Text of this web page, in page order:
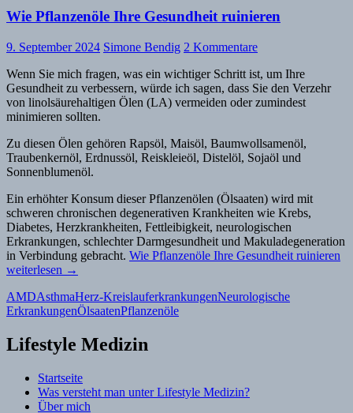
Wie Pflanzenöle Ihre Gesundheit ruinieren
9. September 2024 Simone Bendig 2 Kommentare
Wenn Sie mich fragen, was ein wichtiger Schritt ist, um Ihre
Gesundheit zu verbessern, würde ich sagen, dass Sie den Verzehr
von linolsäurehaltigen Ölen (LA) vermeiden oder zumindest
minimieren sollten.
Zu diesen Ölen gehören Rapsöl, Maisöl, Baumwollsamenöl,
Traubenkernöl, Erdnussöl, Reiskleieöl, Distelöl, Sojaöl und
Sonnenblumenöl.
Ein erhöhter Konsum dieser Pflanzenölen (Ölsaaten) wird mit
schweren chronischen degenerativen Krankheiten wie Krebs,
Diabetes, Herzkrankheiten, Fettleibigkeit, neurologischen
Erkrankungen, schlechter Darmgesundheit und Makuladegeneration
in Verbindung gebracht. Wie Pflanzenöle Ihre Gesundheit ruinieren
weiterlesen →
AMDAsthmaHerz-KreislauferkrankungenNeurologische
ErkrankungenÖlsaatenPflanzenöle
Lifestyle Medizin
Startseite
Was versteht man unter Lifestyle Medizin?
Über mich